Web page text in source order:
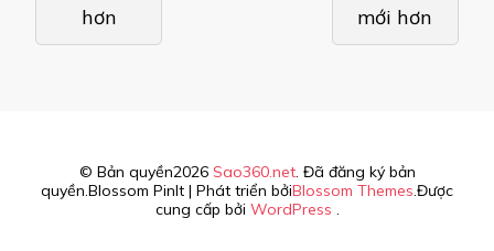
bàihơn
mới hơn
© Bản quyền2026 Sao360.net. Đã đăng ký bản
quyền.Blossom PinIt | Phát triển bởiBlossom Themes.Được
cung cấp bởi WordPress .